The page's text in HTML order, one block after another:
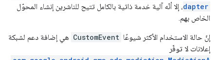
dapter، إلا أنّه آلية خدمة ذاتية بالكامل تتيح للناشرين إنشاء المحوّل
الخاص بهم.
إنّ حالة الاستخدام الأكثر شيوعًا CustomEvent هي إضافة دعم لشبكة
إعلانات لا توفّر